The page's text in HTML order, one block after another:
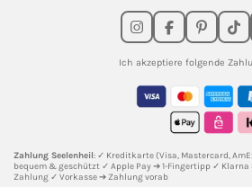
I
n
s
a
g
F
a
c
o
o
k
P
i
n
e
r
e
s
T
i
k
o
k
Ich akzeptiere folgende
Zahlung Seelenheil: ✓ Kreditkarte (Visa, Mastercard,
bequem & geschützt ✓ Apple Pay ➔ 1-Fingertipp ✓
Zahlung ✓ Vorkasse ➔ Zahlung vorab